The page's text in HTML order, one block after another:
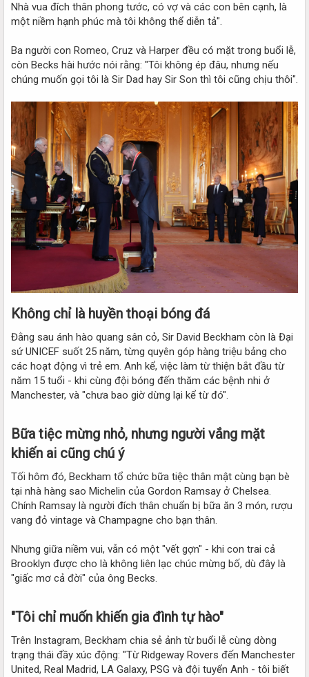
Nhà vua đích thân phong tước, có vợ và các con bên cạnh, là
một niềm hạnh phúc mà tôi không thể diễn tả".
Ba người con Romeo, Cruz và Harper đều có mặt trong buổi lễ,
còn Becks hài hước nói rằng: "Tôi không ép đâu, nhưng nếu
chúng muốn gọi tôi là Sir Dad hay Sir Son thì tôi cũng chịu thôi".
Không chỉ là huyền thoại bóng đá​
Đằng sau ánh hào quang sân cỏ, Sir David Beckham còn là Đại
sứ UNICEF suốt 25 năm, từng quyên góp hàng triệu bảng cho
các hoạt động vì trẻ em. Anh kể, việc làm từ thiện bắt đầu từ
năm 15 tuổi - khi cùng đội bóng đến thăm các bệnh nhi ở
Manchester, và "chưa bao giờ dừng lại kể từ đó".
Bữa tiệc mừng nhỏ, nhưng người vắng mặt
khiến ai cũng chú ý​
Tối hôm đó, Beckham tổ chức bữa tiệc thân mật cùng bạn bè
tại nhà hàng sao Michelin của Gordon Ramsay ở Chelsea.
Chính Ramsay là người đích thân chuẩn bị bữa ăn 3 món, rượu
vang đỏ vintage và Champagne cho bạn thân.
Nhưng giữa niềm vui, vẫn có một "vết gợn" - khi con trai cả
Brooklyn được cho là không liên lạc chúc mừng bố, dù đây là
"giấc mơ cả đời" của ông Becks.
"Tôi chỉ muốn khiến gia đình tự hào"​
Trên Instagram, Beckham chia sẻ ảnh từ buổi lễ cùng dòng
trạng thái đầy xúc động: "Từ Ridgeway Rovers đến Manchester
United, Real Madrid, LA Galaxy, PSG và đội tuyển Anh - tôi biết